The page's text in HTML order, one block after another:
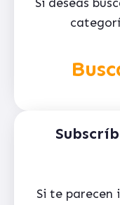
Si te parecen